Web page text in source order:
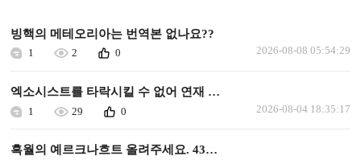
빙핵의 메테오리아는 번역본 없나요??
1 2 0 2026-08-08 05:54:29
엑소시스트를 타락시킬 수 없어 연재 가능할까요
1 29 0 2026-08-04 18:35:17
흑월의 예르크나흐트 올려주세요. 43화 이후로 안올라왔습니다.